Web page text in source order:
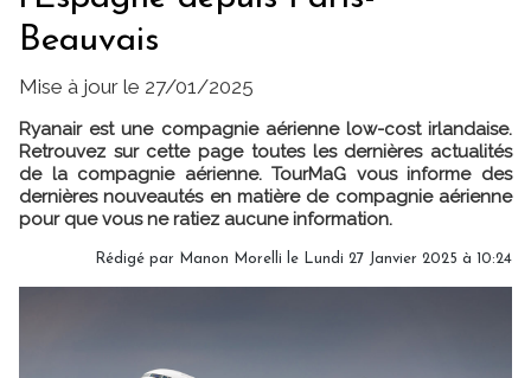
Beauvais
Mise à jour le 27/01/2025
Ryanair est une compagnie aérienne low-cost irlandaise.
Retrouvez sur cette page toutes les dernières actualités
de la compagnie aérienne. TourMaG vous informe des
dernières nouveautés en matière de compagnie aérienne
pour que vous ne ratiez aucune information.
Rédigé par Manon Morelli le Lundi 27 Janvier 2025 à 10:24